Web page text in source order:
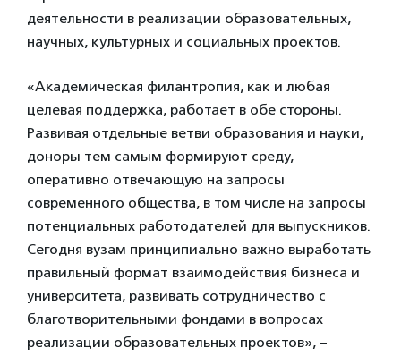
деятельности в реализации образовательных,
научных, культурных и социальных проектов.
«Академическая филантропия, как и любая
целевая поддержка, работает в обе стороны.
Развивая отдельные ветви образования и науки,
доноры тем самым формируют среду,
оперативно отвечающую на запросы
современного общества, в том числе на запросы
потенциальных работодателей для выпускников.
Сегодня вузам принципиально важно выработать
правильный формат взаимодействия бизнеса и
университета, развивать сотрудничество с
благотворительными фондами в вопросах
реализации образовательных проектов», –